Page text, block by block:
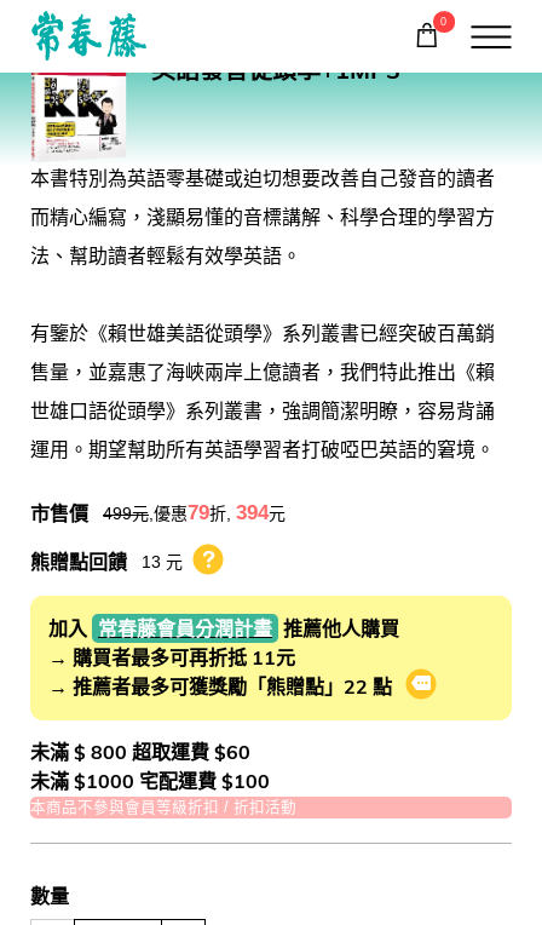
回常春藤首頁
0
購物車
英語發音從頭學+1MP3
本書特別為英語零基礎或迫切想要改善自己發音的讀者
而精心編寫，淺顯易懂的音標講解、科學合理的學習方
法、幫助讀者輕鬆有效學英語。
有鑒於《賴世雄美語從頭學》系列叢書已經突破百萬銷
售量，並嘉惠了海峽兩岸上億讀者，我們特此推出《賴
世雄口語從頭學》系列叢書，強調簡潔明瞭，容易背誦
運用。期望幫助所有英語學習者打破啞巴英語的窘境。
市售價 499元 ,優惠79折, 394元
熊贈點回饋 13 元 熊贈點回饋辦法
加入 常春藤會員分潤計畫 推薦他人購買
→ 購買者最多可再折抵 11元
→ 推薦者最多可獲獎勵「熊贈點」22 點
會員推薦分潤
未滿 $ 800 超取運費 $60
未滿 $1000 宅配運費 $100
本商品不參與會員等級折扣 / 折扣活動
數量